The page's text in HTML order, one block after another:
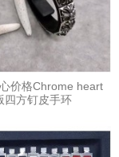
价格Chrome heart
四方钉皮手环